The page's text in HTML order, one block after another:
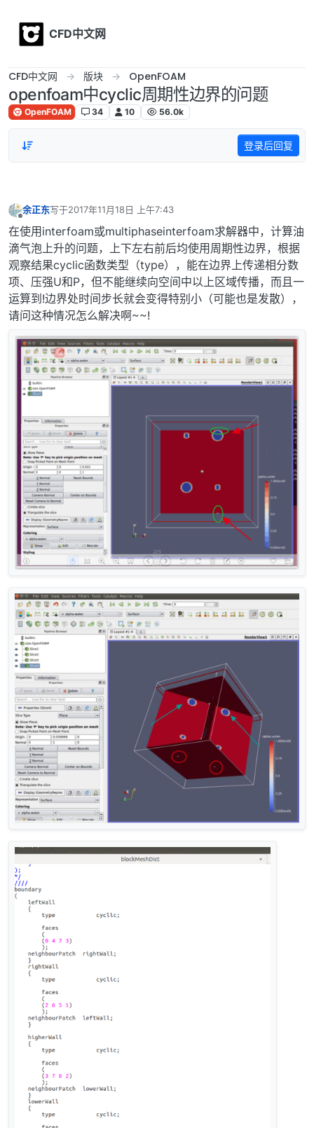
CFD中文网
CFD中文网 版块 OpenFOAM
openfoam中cyclic周期性边界的问题
OpenFOAM 34 10 56.0k
登录后回复
余正东写于2017年11月18日 上午7:43
最后由 编辑
在使用interfoam或multiphaseinterfoam求解器中，计算油
滴气泡上升的问题，上下左右前后均使用周期性边界，根据
观察结果cyclic函数类型（type），能在边界上传递相分数
项、压强U和P，但不能继续向空间中以上区域传播，而且一
运算到!边界处时间步长就会变得特别小（可能也是发散），
请问这种情况怎么解决啊~~!